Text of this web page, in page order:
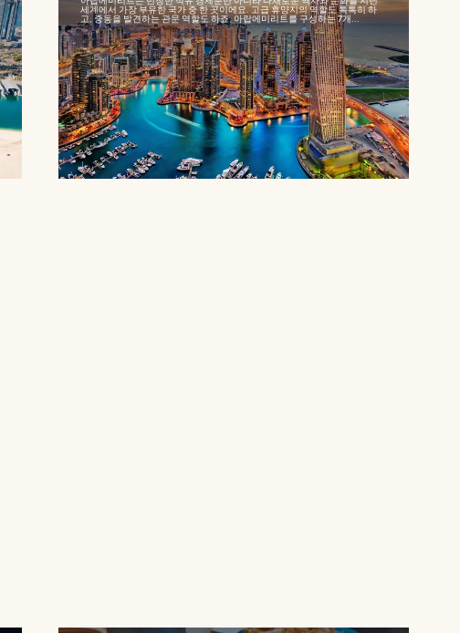
세계에서 가장 부유한 국가 중 한 곳이에요. 고급 휴양지의 역할도 톡톡히 하
고, 중동을 발견하는 관문 역할도 하죠. 아랍에미리트를 구성하는 7개...